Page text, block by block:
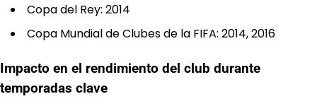
Copa del Rey: 2014
Copa Mundial de Clubes de la FIFA: 2014, 2016
Impacto en el rendimiento del club durante
temporadas clave